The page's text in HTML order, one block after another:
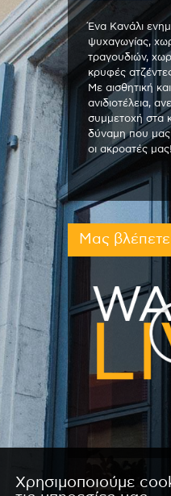
Ένα Κανάλι
ψυχαγωγίας,
τραγουδιών,
κρυφές
Με αισθητική
ανιδιοτέλεια,
συμμετοχή στα
δύναμη που
οι ακροατές μας!
Μας
Χρησιμοποιούμε